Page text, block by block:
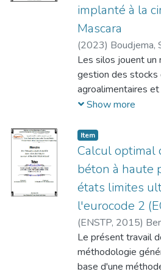
confortement
adaptée à notre
retenue.
implanté à la
Mascara
(2023) Boudjema,
Mustapha;
Les silos jouent un
gestion des stocks
agroalimentaires et
régulations à
développement et
des pays. La
repose sur l'étude
(inversé) en béton
stockage du
le lieu de ce projet
cimenterie de
objet d'extension.
atteints se
charges du produit
Show more
Item
Calcul optimal
béton à haute
états limites
l'eurocode 2
(ENSTP, 2015)
Abdelmoumene;
Le présent travail
méthodologie
base d'une